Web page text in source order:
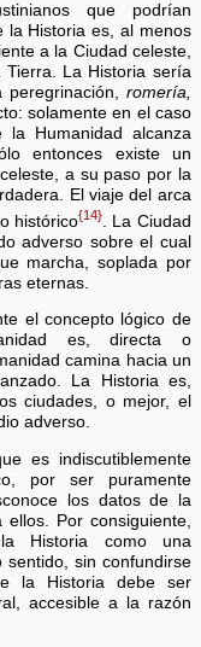
que podrían
la Historia es, al menos
a la Ciudad celeste,
La Historia sería
romería,
solamente en el caso
Humanidad alcanza
entonces existe un
a su paso por la
El viaje del arca
histórico{14}
. La Ciudad
adverso sobre el cual
marcha, soplada por
eternas.
el concepto lógico de
es, directa o
camina hacia un
La Historia es,
ciudades, o mejor, el
adverso.
es indiscutiblemente
por ser puramente
los datos de la
ellos. Por consiguiente,
Historia como una
sin confundirse
la Historia debe ser
accesible a la razón